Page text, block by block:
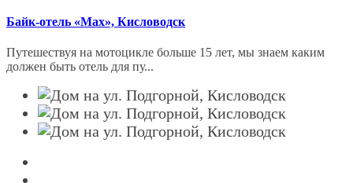
Байк-отель «Max», Кисловодск
Путешествуя на мотоцикле больше 15 лет, мы знаем каким
должен быть отель для пу...